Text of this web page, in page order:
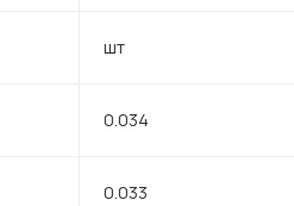
шт
0.034
0.033